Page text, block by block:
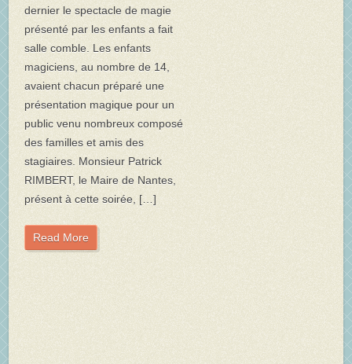
dernier le spectacle de magie
présenté par les enfants a fait
salle comble. Les enfants
magiciens, au nombre de 14,
avaient chacun préparé une
présentation magique pour un
public venu nombreux composé
des familles et amis des
stagiaires. Monsieur Patrick
RIMBERT, le Maire de Nantes,
présent à cette soirée, […]
Read More